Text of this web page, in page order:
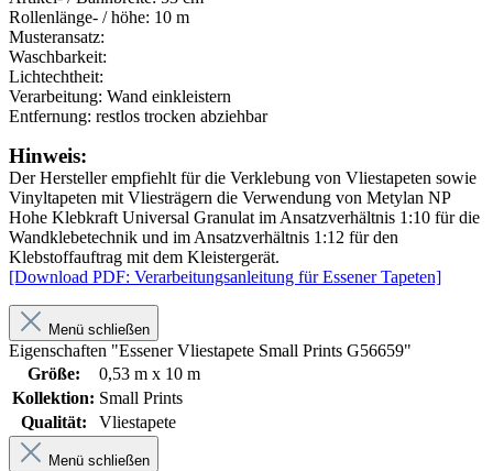
Rollenlänge- / höhe: 10 m
Musteransatz:
Waschbarkeit:
Lichtechtheit:
Verarbeitung: Wand einkleistern
Entfernung: restlos trocken abziehbar
Hinweis:
Der Hersteller empfiehlt für die Verklebung von Vliestapeten sowie
Vinyltapeten mit Vliesträgern die Verwendung von Metylan NP
Hohe Klebkraft Universal Granulat im Ansatzverhältnis 1:10 für die
Wandklebetechnik und im Ansatzverhältnis 1:12 für den
Klebstoffauftrag mit dem Kleistergerät.
[Download PDF: Verarbeitungsanleitung für Essener Tapeten]
Menü schließen
Eigenschaften "Essener Vliestapete Small Prints G56659"
Größe:
0,53 m x 10 m
Kollektion: Small Prints
Qualität:
Vliestapete
Menü schließen